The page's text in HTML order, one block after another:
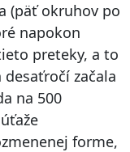
(päť okruhov po
napokon
preteky, a to
začala
na 500
forme,